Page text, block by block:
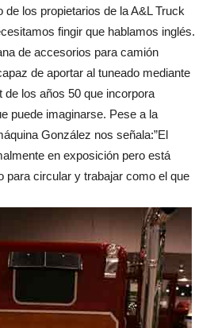
los propietarios de la A&L Truck
fingir que hablamos inglés.
de accesorios para camión
de aportar al tuneado mediante
de los años 50 que incorpora
puede imaginarse. Pese a la
González nos señala:”El
en exposición pero está
para circular y trabajar como el que